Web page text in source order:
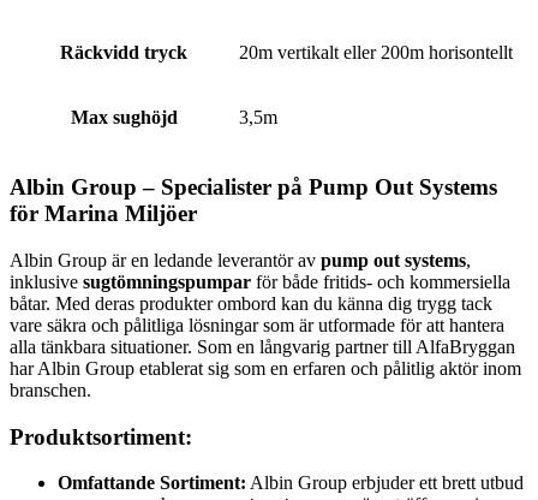
Räckvidd tryck 20m vertikalt eller 200m horisontellt
Max sughöjd 3,5m
Albin Group – Specialister på Pump Out Systems
för Marina Miljöer
Albin Group är en ledande leverantör av pump out systems,
inklusive sugtömningspumpar för både fritids- och kommersiella
båtar. Med deras produkter ombord kan du känna dig trygg tack
vare säkra och pålitliga lösningar som är utformade för att hantera
alla tänkbara situationer. Som en långvarig partner till AlfaBryggan
har Albin Group etablerat sig som en erfaren och pålitlig aktör inom
branschen.
Produktsortiment:
Omfattande Sortiment: Albin Group erbjuder ett brett utbud